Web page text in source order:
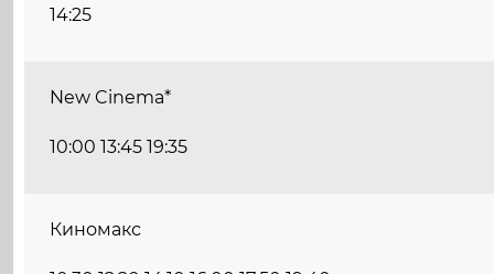
14:25
New Cinema*
10:00 13:45 19:35
Киномакс